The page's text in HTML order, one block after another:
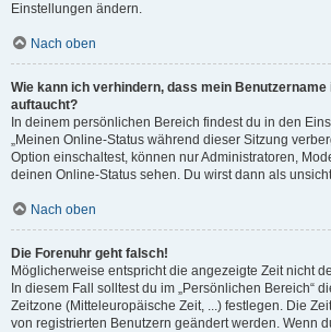
Einstellungen ändern.
Nach oben
Wie kann ich verhindern, dass mein Benutzername
auftaucht?
In deinem persönlichen Bereich findest du in den
„Meinen Online-Status während dieser Sitzung
Option einschaltest, können nur Administratoren,
deinen Online-Status sehen. Du wirst dann als
Nach oben
Die Forenuhr geht falsch!
Möglicherweise entspricht die angezeigte Zeit nicht
In diesem Fall solltest du im „Persönlichen Bereich“
Zeitzone (Mitteleuropäische Zeit, ...) festlegen. Die
von registrierten Benutzern geändert werden. Wenn